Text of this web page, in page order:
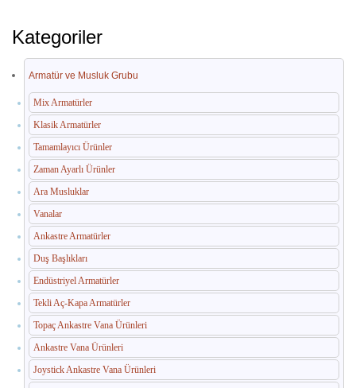
Kategoriler
Armatür ve Musluk Grubu
Mix Armatürler
Klasik Armatürler
Tamamlayıcı Ürünler
Zaman Ayarlı Ürünler
Ara Musluklar
Vanalar
Ankastre Armatürler
Duş Başlıkları
Endüstriyel Armatürler
Tekli Aç-Kapa Armatürler
Topaç Ankastre Vana Ürünleri
Ankastre Vana Ürünleri
Joystick Ankastre Vana Ürünleri